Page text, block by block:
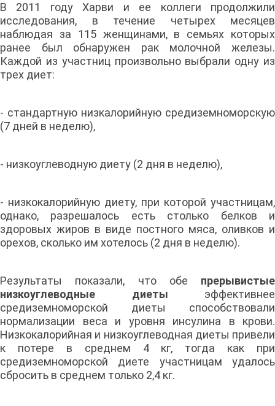
В 2011 году Харви и ее коллеги продолжили
исследования, в течение четырех месяцев
наблюдая за 115 женщинами, в семьях которых
ранее был обнаружен рак молочной железы.
Каждой из участниц произвольно выбрали одну из
трех диет:
- стандартную низкалорийную средиземноморскую
(7 дней в неделю),
- низкоуглеводную диету (2 дня в неделю),
- низкокалорийную диету, при которой участницам,
однако, разрешалось есть столько белков и
здоровых жиров в виде постного мяса, оливков и
орехов, сколько им хотелось (2 дня в неделю).
Результаты показали, что обе прерывистые
низкоуглеводные диеты эффективнее
средиземноморской диеты способствовали
нормализации веса и уровня инсулина в крови.
Низкокалорийная и низкоуглеводная диеты привели
к потере в среднем 4 кг, тогда как при
средиземноморской диете участницам удалось
сбросить в среднем только 2,4 кг.